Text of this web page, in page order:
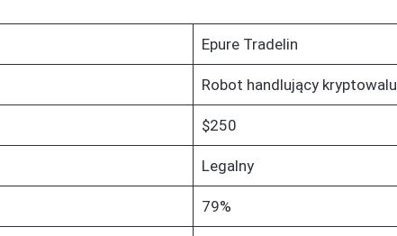
Epure Tradelin
Robot handlujący
$250
Legalny
79%